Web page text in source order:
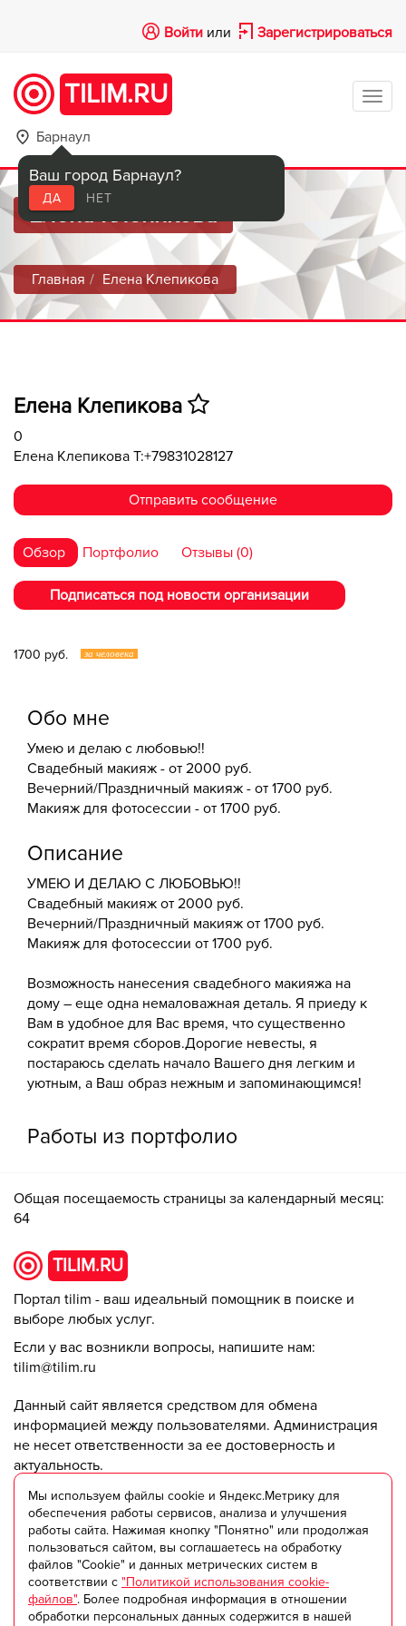
Войти или Зарегистрироваться
TILIM.RU
Барнаул
Ваш город Барнаул?
ДА НЕТ
Елена Клепикова
Главная Елена Клепикова
Елена Клепикова
0
Елена Клепикова T:+79831028127
Отправить сообщение
Обзор Портфолио Отзывы (0)
Подписаться под новости организации
1700 руб. за человека
Обо мне
Умею и делаю с любовью!!
Свадебный макияж - от 2000 руб.
Вечерний/Праздничный макияж - от 1700 руб.
Макияж для фотосессии - от 1700 руб.
Описание
УМЕЮ И ДЕЛАЮ С ЛЮБОВЬЮ!!
Свадебный макияж от 2000 руб.
Вечерний/Праздничный макияж от 1700 руб.
Макияж для фотосессии от 1700 руб.
Возможность нанесения свадебного макияжа на
дому – еще одна немаловажная деталь. Я приеду к
Вам в удобное для Вас время, что существенно
сократит время сборов.Дорогие невесты, я
постараюсь сделать начало Вашего дня легким и
уютным, а Ваш образ нежным и запоминающимся!
Работы из портфолио
Общая посещаемость страницы за календарный месяц:
64
TILIM.RU
Портал tilim - ваш идеальный помощник в поиске и
выборе любых услуг.
Если у вас возникли вопросы, напишите нам:
tilim@tilim.ru
Данный сайт является средством для обмена
информацией между пользователями. Администрация
не несет ответственности за ее достоверность и
актуальность.
© ООО "Триумф +" 2018-2025
Пользовательское соглашение
Согласие на обработку персональных данных
Политика в области обработки и обеспечения
безопасности персональных данных
Мы используем файлы cookie и Яндекс.Метрику для
обеспечения работы сервисов, анализа и улучшения
работы сайта. Нажимая кнопку "Понятно" или продолжая
пользоваться сайтом, вы соглашаетесь на обработку
файлов "Cookie" и данных метрических систем в
соответствии с "Политикой использования cookie-
файлов". Более подробная информация в отношении
обработки персональных данных содержится в нашей